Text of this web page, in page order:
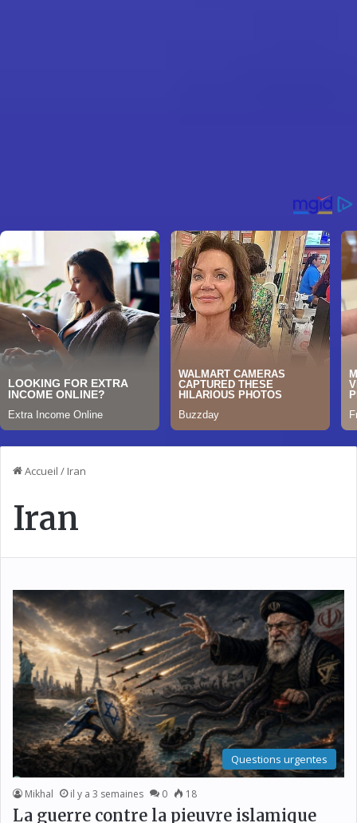
Accueil / Iran
Iran
Questions urgentes
Mikhal il y a 3 semaines 0 18
La guerre contre la pieuvre islamique